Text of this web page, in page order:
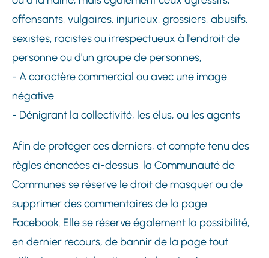
offensants, vulgaires, injurieux, grossiers, abusifs,
sexistes, racistes ou irrespectueux à l'endroit de
personne ou d'un groupe de personnes,
- A caractère commercial ou avec une image
négative
- Dénigrant la collectivité, les élus, ou les agents
Afin de protéger ces derniers, et compte tenu des
règles énoncées ci-dessus, la Communauté de
Communes se réserve le droit de masquer ou de
supprimer des commentaires de la page
Facebook. Elle se réserve également la possibilité,
en dernier recours, de bannir de la page tout